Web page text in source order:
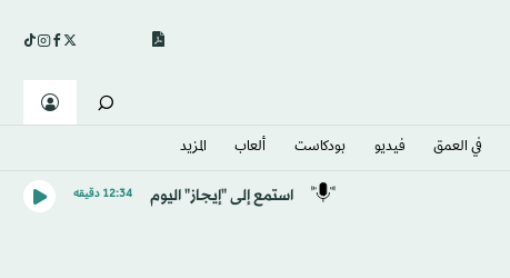
في العمق فيديو بودكاست ألعاب المزيد
استمع إلى "إيجاز" اليوم 12:34 دقيقه